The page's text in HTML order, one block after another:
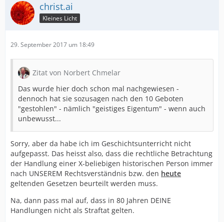
christ.ai
Kleines Licht
29. September 2017 um 18:49
Zitat von Norbert Chmelar
Das wurde hier doch schon mal nachgewiesen -
dennoch hat sie sozusagen nach den 10 Geboten
"gestohlen" - nämlich "geistiges Eigentum" - wenn auch
unbewusst...
Sorry, aber da habe ich im Geschichtsunterricht nicht
aufgepasst. Das heisst also, dass die rechtliche Betrachtung
der Handlung einer X-beliebigen historischen Person immer
nach UNSEREM Rechtsverständnis bzw. den heute
geltenden Gesetzen beurteilt werden muss.
Na, dann pass mal auf, dass in 80 Jahren DEINE
Handlungen nicht als Straftat gelten.